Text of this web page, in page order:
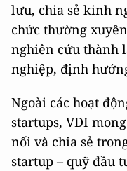
lưu, chia sẻ kinh
chức thường
nghiên cứu thành
nghiệp, định
Ngoài các hoạt
startups, VDI
nối và chia sẻ
startup – quỹ đầu